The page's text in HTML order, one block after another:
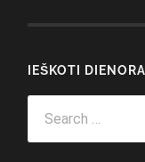
IEŠKOTI
for: